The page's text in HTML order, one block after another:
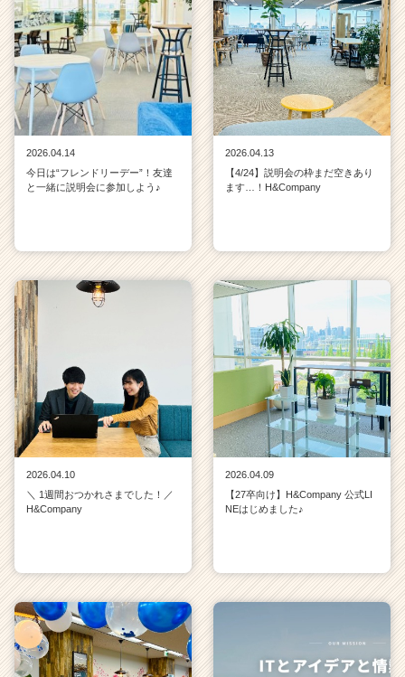
2026.04.14
今日は“フレンドリーデー”！友達
と一緒に説明会に参加しよう♪
2026.04.13
【4/24】説明会の枠まだ空きあり
ます…！H&Company
2026.04.10
＼ 1週間おつかれさまでした！／
H&Company
2026.04.09
【27卒向け】H&Company 公式LI
NEはじめました♪